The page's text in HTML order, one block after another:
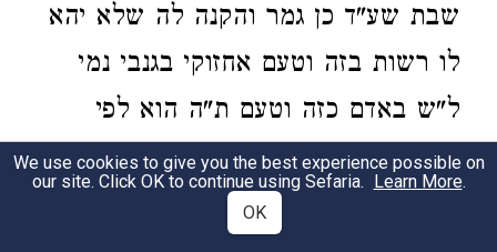
שבת שע"ד כן גמר והקנה לה שלא יהא
לו רשות בזה וטעם אחזוקי בגנבי נמי
ל"ש באדם כזה וטעם ת"ה הוא לפי
ראות עיני הדיין ואם יראה לדיין שידע
המלוה שנעשה בלי ודיעתה יוכל
We use cookies to give you the best experience possible on
our site. Click OK to continue using Sefaria. Learn More.
OK